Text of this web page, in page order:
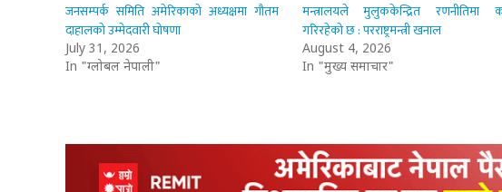
जनसम्पर्क समिति अमेरिकाको अध्यक्षमा गौतम
दाहालको उम्मेदवारी घोषणा
July 31, 2026
In "ग्लोबल नेपाली"
मन्त्रालयले मुलुककेन्द्रित रणनीतिमा
गरिरहेको छ : परराष्ट्रमन्त्री खनाल
August 4, 2026
In "मुख्य समाचार"